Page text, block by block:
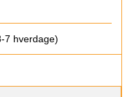
7 hverdage)